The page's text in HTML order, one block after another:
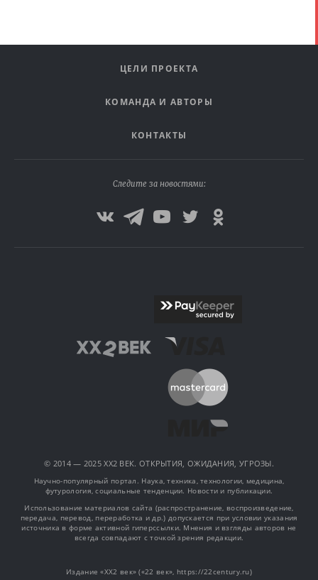
ЦЕЛИ ПРОЕКТА
КОМАНДА И АВТОРЫ
КОНТАКТЫ
Следите за новостями:
© 2014 — 2025 XX2 ВЕК. ОТКРЫТИЯ, ОЖИДАНИЯ, УГРОЗЫ.
Научно-популярный портал. Наука, техника, технологии, медицина,
футурология, социальные тенденции. Новости и публикации.
Использование материалов сайта (распространение, воспроизведение,
передача, перевод, переработка и др.) допускается при условии указания
источника в форме активной гиперссылки. Мнения и взгляды авторов не
всегда совпадают с точкой зрения редакции.
Издание «XX2 век» («22 век», https://22century.ru)